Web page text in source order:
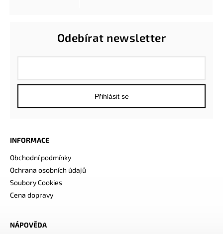
INFORMACE
Obchodní podmínky
Ochrana osobních údajů
Soubory Cookies
Cena dopravy
NÁPOVĚDA
Odebírat newsletter
Přihlásit se